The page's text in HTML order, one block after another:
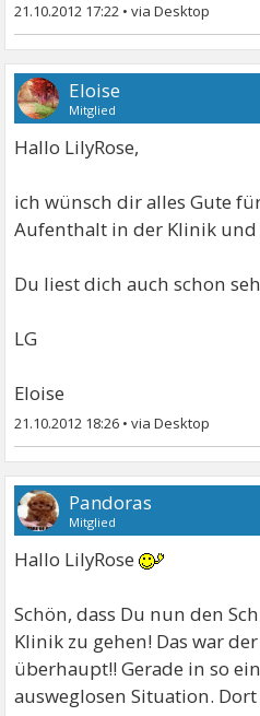
21.10.2012 17:22 •
Eloise
Mitglied
Hallo LilyRose,
ich wünsch dir alles Gute
Aufenthalt in der Klinik und
Du liest dich auch schon
LG
Eloise
21.10.2012 18:26 •
Pandoras
Mitglied
Hallo LilyRose
Schön, dass Du nun den
Klinik zu gehen! Das war
überhaupt!! Gerade in so
ausweglosen Situation.